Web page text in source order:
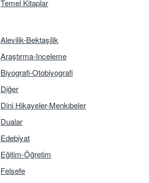
Temel Kitaplar
Alevilik-Bektaşilik
Araştırma-Inceleme
Biyografi-Otobiyografi
Diğer
Dini Hikayeler-Menkıbeler
Dualar
Edebiyat
Eğitim-Öğretim
Felsefe